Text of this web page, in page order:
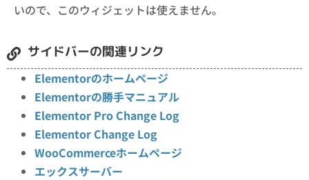
いので、このウィジェットは使えません。
サイドバーの関連リンク
Elementorのホームページ
Elementorの勝手マニュアル
Elementor Pro Change Log
Elementor Change Log
WooCommerceホームページ
エックスサーバー